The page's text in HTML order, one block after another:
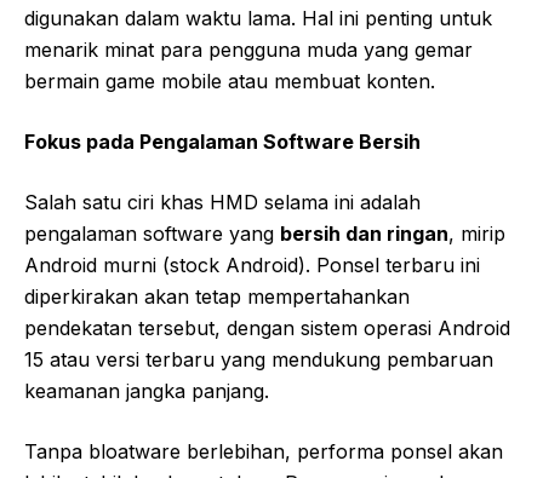
digunakan dalam waktu lama. Hal ini penting untuk
menarik minat para pengguna muda yang gemar
bermain game mobile atau membuat konten.
Fokus pada Pengalaman Software Bersih
Salah satu ciri khas HMD selama ini adalah
pengalaman software yang bersih dan ringan, mirip
Android murni (stock Android). Ponsel terbaru ini
diperkirakan akan tetap mempertahankan
pendekatan tersebut, dengan sistem operasi Android
15 atau versi terbaru yang mendukung pembaruan
keamanan jangka panjang.
Tanpa bloatware berlebihan, performa ponsel akan